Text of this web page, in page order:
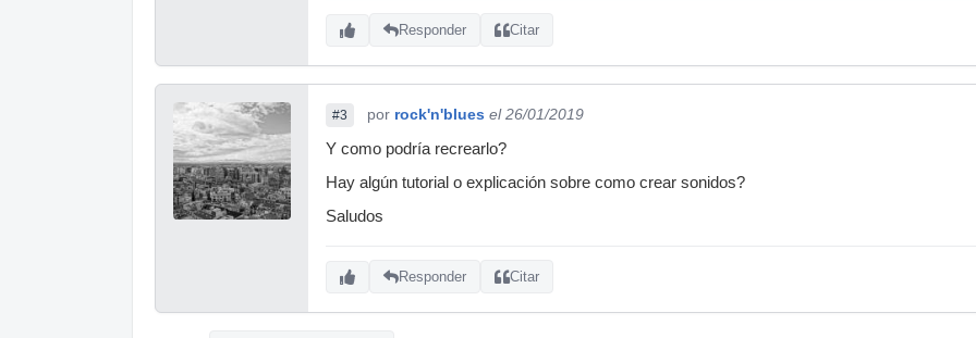
Responder Citar
#3 por rock'n'blues el 26/01/2019
Y como podría recrearlo?
Hay algún tutorial o explicación sobre como crear sonidos?
Saludos
Responder Citar